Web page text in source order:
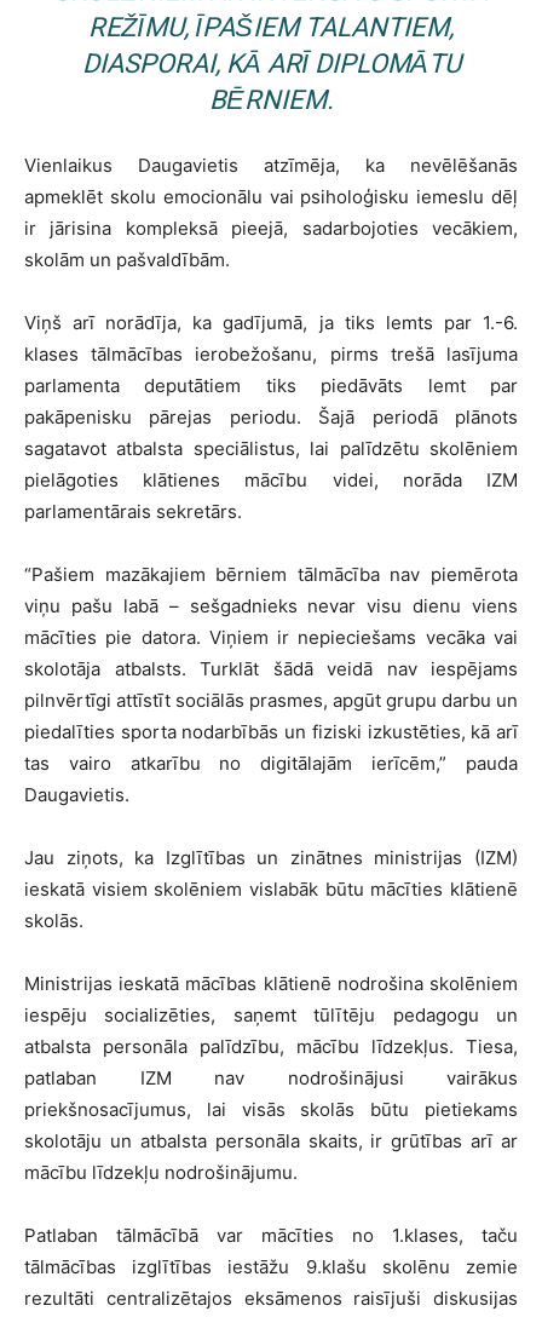
REŽĪMU, ĪPAŠIEM TALANTIEM,
DIASPORAI, KĀ ARĪ DIPLOMĀTU
BĒRNIEM.
Vienlaikus Daugavietis atzīmēja, ka nevēlēšanās
apmeklēt skolu emocionālu vai psiholoģisku iemeslu dēļ
ir jārisina kompleksā pieejā, sadarbojoties vecākiem,
skolām un pašvaldībām.
Viņš arī norādīja, ka gadījumā, ja tiks lemts par 1.-6.
klases tālmācības ierobežošanu, pirms trešā lasījuma
parlamenta deputātiem tiks piedāvāts lemt par
pakāpenisku pārejas periodu. Šajā periodā plānots
sagatavot atbalsta speciālistus, lai palīdzētu skolēniem
pielāgoties klātienes mācību videi, norāda IZM
parlamentārais sekretārs.
“Pašiem mazākajiem bērniem tālmācība nav piemērota
viņu pašu labā – sešgadnieks nevar visu dienu viens
mācīties pie datora. Viņiem ir nepieciešams vecāka vai
skolotāja atbalsts. Turklāt šādā veidā nav iespējams
pilnvērtīgi attīstīt sociālās prasmes, apgūt grupu darbu un
piedalīties sporta nodarbībās un fiziski izkustēties, kā arī
tas vairo atkarību no digitālajām ierīcēm,” pauda
Daugavietis.
Jau ziņots, ka Izglītības un zinātnes ministrijas (IZM)
ieskatā visiem skolēniem vislabāk būtu mācīties klātienē
skolās.
Ministrijas ieskatā mācības klātienē nodrošina skolēniem
iespēju socializēties, saņemt tūlītēju pedagogu un
atbalsta personāla palīdzību, mācību līdzekļus. Tiesa,
patlaban IZM nav nodrošinājusi vairākus
priekšnosacījumus, lai visās skolās būtu pietiekams
skolotāju un atbalsta personāla skaits, ir grūtības arī ar
mācību līdzekļu nodrošinājumu.
Patlaban tālmācībā var mācīties no 1.klases, taču
tālmācības izglītības iestāžu 9.klašu skolēnu zemie
rezultāti centralizētajos eksāmenos raisījuši diskusijas